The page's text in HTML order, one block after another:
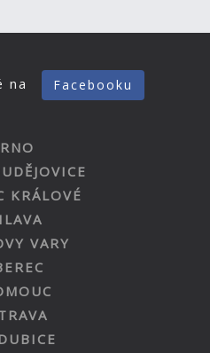
na Facebooku
KRÁLOVÉ
VARY